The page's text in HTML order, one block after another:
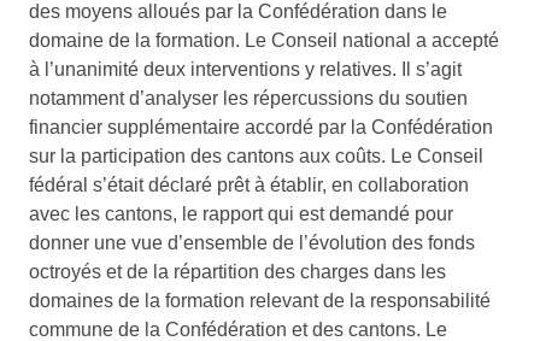
des moyens alloués par la Confédération dans le
domaine de la formation. Le Conseil national a accepté
à l’unanimité deux interventions y relatives. Il s’agit
notamment d’analyser les répercussions du soutien
financier supplémentaire accordé par la Confédération
sur la participation des cantons aux coûts. Le Conseil
fédéral s’était déclaré prêt à établir, en collaboration
avec les cantons, le rapport qui est demandé pour
donner une vue d’ensemble de l’évolution des fonds
octroyés et de la répartition des charges dans les
domaines de la formation relevant de la responsabilité
commune de la Confédération et des cantons. Le